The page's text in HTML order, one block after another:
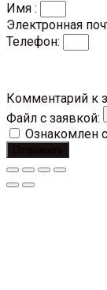
Имя :
Электронная
Телефон:
Комментарий к
Файл с заявкой:
Ознакомлен
Отправить